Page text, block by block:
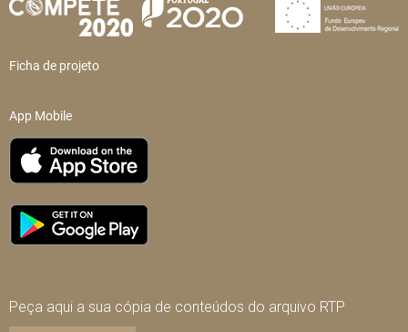
Ficha de projeto
App Mobile
Peça aqui a sua cópia de conteúdos do arquivo RTP